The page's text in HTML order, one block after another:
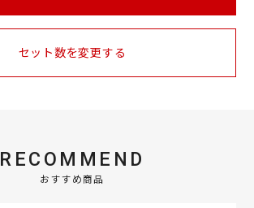
セット数を変更する
RECOMMEND
おすすめ商品